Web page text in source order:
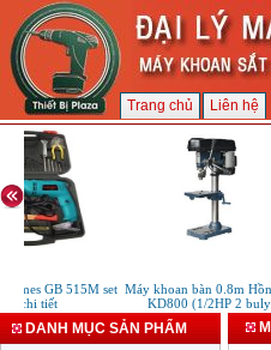
Trang chủ Liên hệ
GB 515M set
chi tiết
Máy khoan bàn 0.8m Hồng
KD800 (1/2HP 2 buly)
DANH MỤC SẢN PHẨM